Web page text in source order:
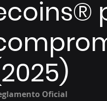
Oficial